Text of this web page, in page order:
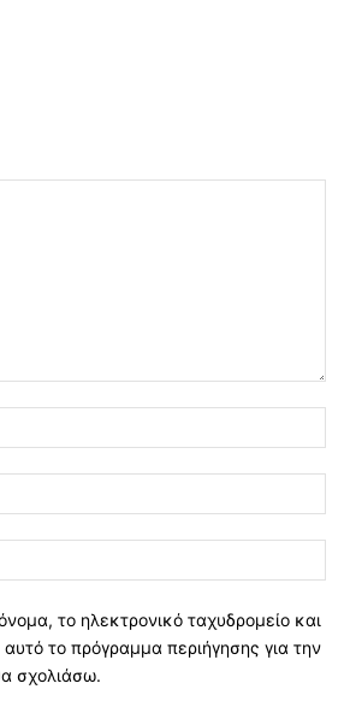
το ηλεκτρονικό ταχυδρομείο και
το πρόγραμμα περιήγησης για την
σχολιάσω.